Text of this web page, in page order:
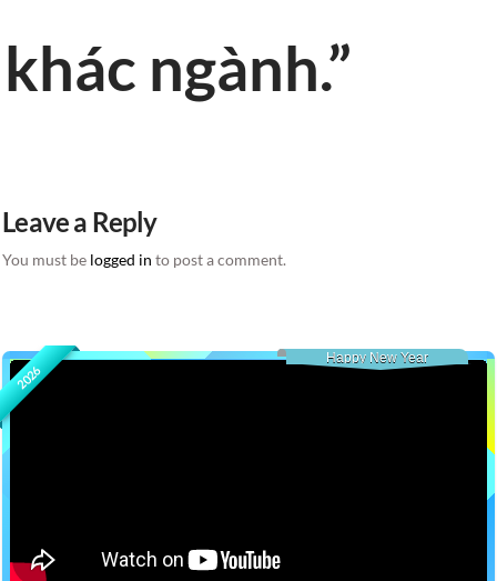
khác ngành.”
Leave a Reply
You must be logged in to post a comment.
2026
Happy New Year